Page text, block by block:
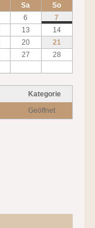
Sa
So
6
7
13
14
20
21
27
28
Kategorie
Geöffnet